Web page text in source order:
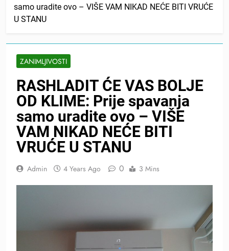
samo uradite ovo – VIŠE VAM NIKAD NEĆE BITI VRUĆE
U STANU
ZANIMLJIVOSTI
RASHLADIT ĆE VAS BOLJE
OD KLIME: Prije spavanja
samo uradite ovo – VIŠE
VAM NIKAD NEĆE BITI
VRUĆE U STANU
Admin 4 Years Ago 0 3 Mins